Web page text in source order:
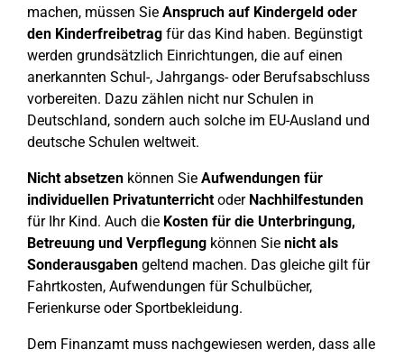
machen, müssen Sie Anspruch auf Kindergeld oder
den Kinderfreibetrag für das Kind haben. Begünstigt
werden grundsätzlich Einrichtungen, die auf einen
anerkannten Schul-, Jahrgangs- oder Berufsabschluss
vorbereiten. Dazu zählen nicht nur Schulen in
Deutschland, sondern auch solche im EU-Ausland und
deutsche Schulen weltweit.
Nicht absetzen können Sie Aufwendungen für
individuellen Privatunterrichtoder Nachhilfestunden
für Ihr Kind. Auch die Kosten für die Unterbringung,
Betreuung und Verpflegung können Sie nicht als
Sonderausgaben geltend machen. Das gleiche gilt für
Fahrtkosten, Aufwendungen für Schulbücher,
Ferienkurse oder Sportbekleidung.
Dem Finanzamt muss nachgewiesen werden, dass alle